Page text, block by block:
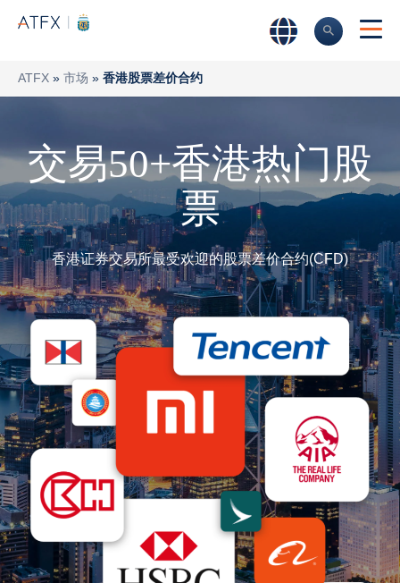
ATFX » 市场 » 香港股票差价合约
交易50+香港热门股
票
香港证券交易所最受欢迎的股票差价合约(CFD)